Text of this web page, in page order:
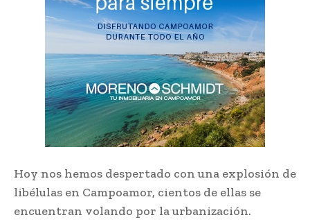
Hoy nos hemos despertado con una explosión de
libélulas en Campoamor, cientos de ellas se
encuentran volando por la urbanización.